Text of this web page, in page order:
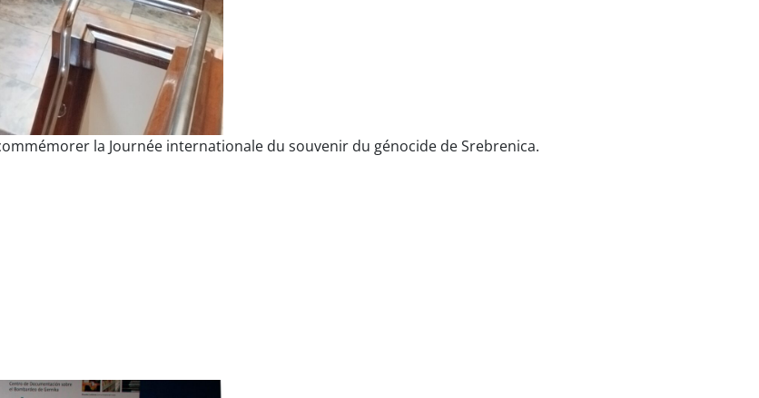
la Journée internationale du souvenir du génocide de Srebrenica.